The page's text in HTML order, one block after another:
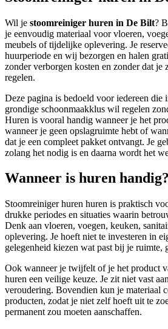
Wil je stoomreiniger huren in De Bilt?
je eenvoudig materiaal voor vloeren,
meubels of tijdelijke oplevering. Je
huurperiode en wij bezorgen en halen
zonder verborgen kosten en zonder dat je
regelen.
Deze pagina is bedoeld voor iedereen die
grondige schoonmaakklus wil regelen
Huren is vooral handig wanneer je het
wanneer je geen opslagruimte hebt of
dat je een compleet pakket ontvangt. Je
zolang het nodig is en daarna wordt het
Wanneer is huren handig?
Stoomreiniger huren huren is praktisch
drukke periodes en situaties waarin
Denk aan vloeren, voegen, keuken,
oplevering. Je hoeft niet te investeren in
gelegenheid kiezen wat past bij je ruimte,
Ook wanneer je twijfelt of je het product
huren een veilige keuze. Je zit niet vast
veroudering. Bovendien kun je materiaal
producten, zodat je niet zelf hoeft uit te
permanent zou moeten aanschaffen.